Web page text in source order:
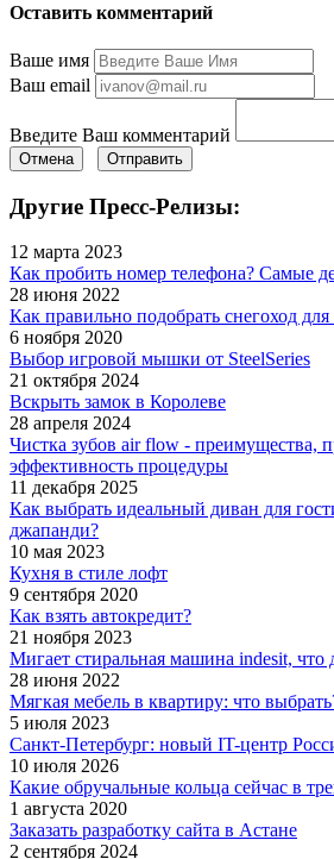
Оставить комментарий
Ваше имя
Ваш email
Введите Ваш комментарий
Отмена Отправить
Другие Пресс-Релизы:
12 марта 2023
Как пробить номер телефона? Самые
28 июня 2022
Как правильно подобрать снегоход
6 ноября 2020
Выбор игровой мышки от SteelSeries
21 октября 2024
Вскрыть замок в Королеве
28 апреля 2024
Чистка зубов air flow - преимущества,
эффективность процедуры
11 декабря 2025
Как выбрать идеальный диван для
джапанди?
10 мая 2023
Кухня в стиле лофт
9 сентября 2020
Как взять автокредит?
21 ноября 2023
Мигает стиральная машина indesit, что
28 июня 2022
Мягкая мебель в квартиру: что
5 июля 2023
Санкт-Петербург: новый IT-центр
10 июля 2026
Какие обручальные кольца сейчас в
1 августа 2020
Заказать разработку сайта в Астане
2 сентября 2024